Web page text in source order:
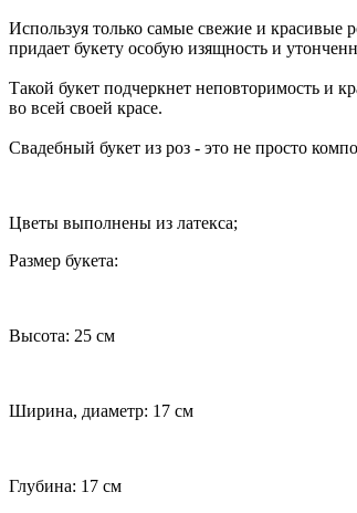
Используя только самые свежие и красивые
придает букету особую изящность и
Такой букет подчеркнет неповторимость и
во всей своей красе.
Свадебный букет из роз - это не просто
Цветы выполнены из латекса;
Размер букета:
Высота: 25 см
Ширина, диаметр: 17 см
Глубина: 17 см